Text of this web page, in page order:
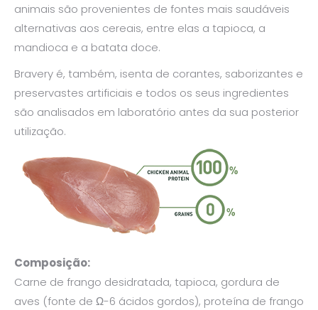
animais são provenientes de fontes mais saudáveis
alternativas aos cereais, entre elas a tapioca, a
mandioca e a batata doce.
Bravery é, também, isenta de corantes, saborizantes e
preservastes artificiais e todos os seus ingredientes
são analisados em laboratório antes da sua posterior
utilização.
Composição:
Carne de frango desidratada, tapioca, gordura de
aves (fonte de Ω-6 ácidos gordos), proteína de frango